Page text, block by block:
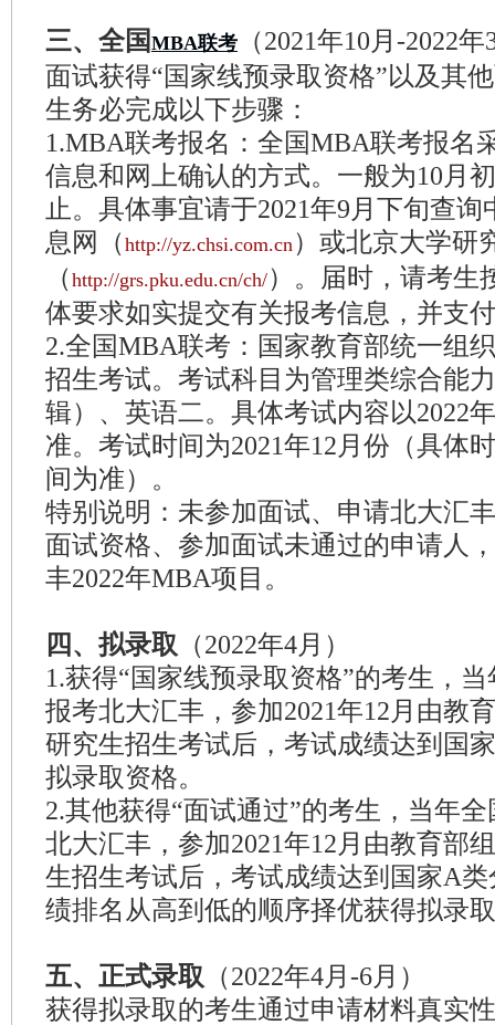
三、全国 MBA联考
（2021年10月-2022
面试获得“国家线预录取资格”以及其
生务必完成以下步骤：
1.MBA联考报名：全国MBA联考报名
信息和网上确认的方式。一般为10月
止。具体事宜请于2021年9月下旬查
息网（ http://yz.chsi.com.cn ）或北京大学研
（ http://grs.pku.edu.cn/ch/ ）。届时，请考生
体要求如实提交有关报考信息，并支
2.全国MBA联考：国家教育部统一组
招生考试。考试科目为管理类综合能
辑）、英语二。具体考试内容以2022
准。考试时间为2021年12月份（具体
间为准）。
特别说明：未参加面试、申请北大汇
面试资格、参加面试未通过的申请人
丰2022年MBA项目。
四、拟录取 （2022年4月）
1.获得“国家线预录取资格”的考生，
报考北大汇丰，参加2021年12月由教
研究生招生考试后，考试成绩达到国
拟录取资格。
2.其他获得“面试通过”的考生，当年
北大汇丰，参加2021年12月由教育部
生招生考试后，考试成绩达到国家A
绩排名从高到低的顺序择优获得拟录
五、正式录取 （2022年4月-6月）
获得拟录取的考生通过申请材料真实